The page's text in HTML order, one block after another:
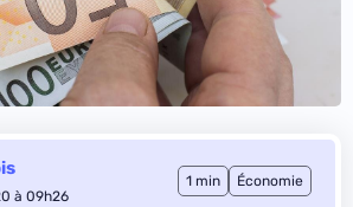
à 09h26
1 min Économie